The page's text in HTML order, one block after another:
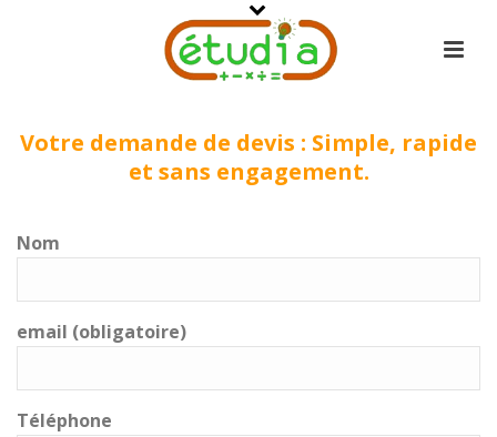
Votre demande de devis : Simple, rapide
et sans engagement.
Nom
email (obligatoire)
Téléphone